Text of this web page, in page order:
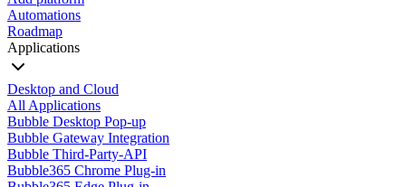
Automations
Roadmap
Applications
Desktop and Cloud
All Applications
Bubble Desktop Pop-up
Bubble Gateway Integration
Bubble Third-Party-API
Bubble365 Chrome Plug-in